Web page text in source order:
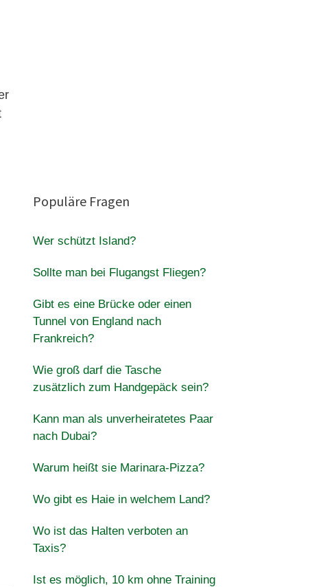
Populäre Fragen
Wer schützt Island?
Sollte man bei Flugangst Fliegen?
Gibt es eine Brücke oder einen
Tunnel von England nach
Frankreich?
Wie groß darf die Tasche
zusätzlich zum Handgepäck sein?
Kann man als unverheiratetes Paar
nach Dubai?
Warum heißt sie Marinara-Pizza?
Wo gibt es Haie in welchem Land?
Wo ist das Halten verboten an
Taxis?
Ist es möglich, 10 km ohne Training